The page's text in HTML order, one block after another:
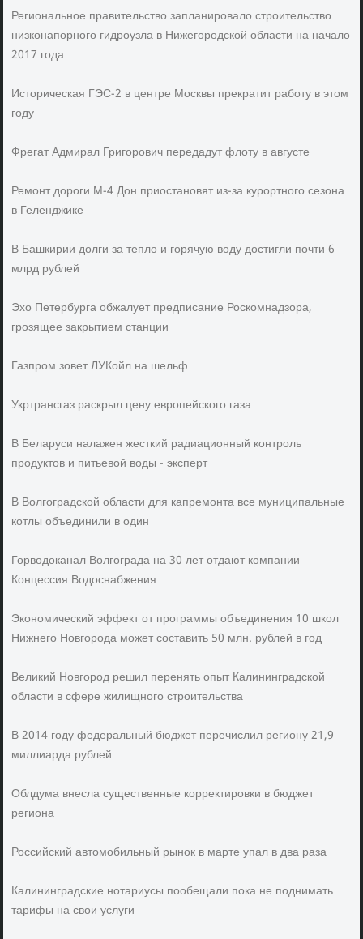
Региональное правительство запланировало строительство
низконапорного гидроузла в Нижегородской области на начало
2017 года
Историческая ГЭС-2 в центре Москвы прекратит работу в этом
году
Фрегат Адмирал Григорович передадут флоту в августе
Ремонт дороги М-4 Дон приостановят из-за курортного сезона
в Геленджике
В Башкирии долги за тепло и горячую воду достигли почти 6
млрд рублей
Эхо Петербурга обжалует предписание Роскомнадзора,
грозящее закрытием станции
Газпром зовет ЛУКойл на шельф
Укртрансгаз раскрыл цену европейского газа
В Беларуси налажен жесткий радиационный контроль
продуктов и питьевой воды - эксперт
В Волгоградской области для капремонта все муниципальные
котлы объединили в один
Горводоканал Волгограда на 30 лет отдают компании
Концессия Водоснабжения
Экономический эффект от программы объединения 10 школ
Нижнего Новгорода может составить 50 млн. рублей в год
Великий Новгород решил перенять опыт Калининградской
области в сфере жилищного строительства
В 2014 году федеральный бюджет перечислил региону 21,9
миллиарда рублей
Облдума внесла существенные корректировки в бюджет
региона
Российский автомобильный рынок в марте упал в два раза
Калининградские нотариусы пообещали пока не поднимать
тарифы на свои услуги